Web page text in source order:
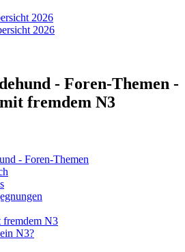
2026
2026
- Foren-Themen -
fremdem N3
- Foren-Themen
fremdem N3
N3?